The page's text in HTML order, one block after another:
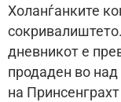
Холанѓанките
дневникот е
продаден во
на